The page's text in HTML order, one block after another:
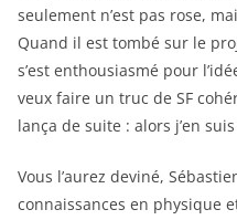
seulement n’est pas rose,
Quand il est tombé sur le
s’est enthousiasmé pour
veux faire un truc de SF
lança de suite : alors j’en suis
Vous l’aurez deviné,
connaissances en physique